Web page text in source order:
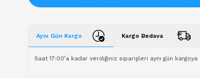
Aynı Gün Kargo Kargo Bedava
Saat 17:00’a kadar verdiğiniz siparişleri aynı gün